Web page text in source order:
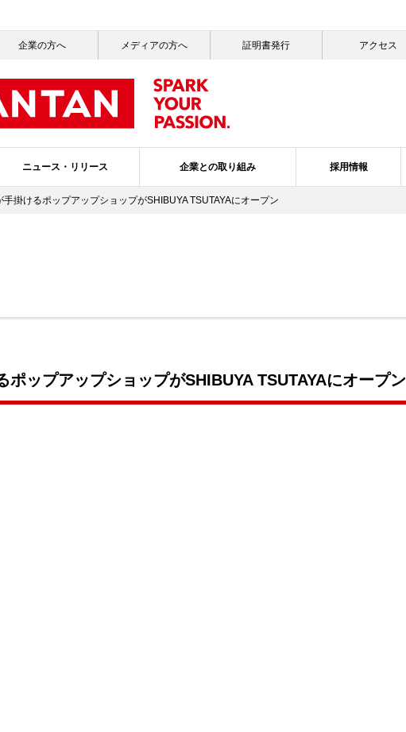
企業の方へ メディアの方へ 証明書発行 アクセス
ニュース・リリース 企業との取り組み 採用情報
掛けるポップアップショップがSHIBUYA TSUTAYAにオープン
ップアップショップがSHIBUYA TSUTAYAにオープン